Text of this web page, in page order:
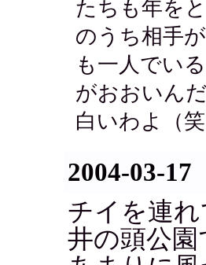
たちも年を
のうち相手
も一人でい
がおおいん
白いわよ（
2004-03-
チイを連
井の頭公